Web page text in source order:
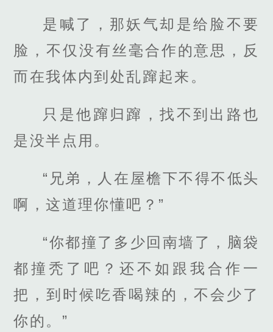
是喊了，那妖气却是给脸不要
脸，不仅没有丝毫合作的意思，反
而在我体内到处乱蹿起来。
只是他蹿归蹿，找不到出路也
是没半点用。
“兄弟，人在屋檐下不得不低头
啊，这道理你懂吧？”
“你都撞了多少回南墙了，脑袋
都撞秃了吧？还不如跟我合作一
把，到时候吃香喝辣的，不会少了
你的。”